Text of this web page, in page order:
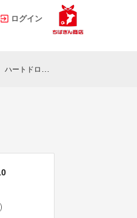
ログイン
ドロップ大